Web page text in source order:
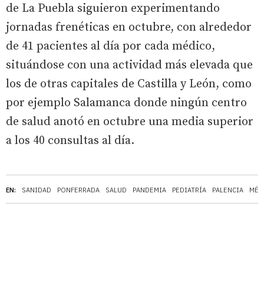
EN: SANIDAD PONFERRADA SALUD PANDEMIA PEDIATRÍA PALENCIA
de La Puebla siguieron experimentando
jornadas frenéticas en octubre, con alrededor
de 41 pacientes al día por cada médico,
situándose con una actividad más elevada que
los de otras capitales de Castilla y León, como
por ejemplo Salamanca donde ningún centro
de salud anotó en octubre una media superior
a los 40 consultas al día.